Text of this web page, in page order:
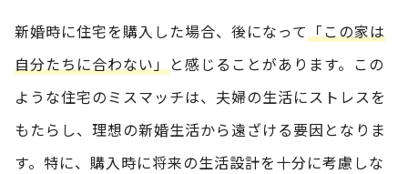
新婚時に住宅を購入した場合、後になって 「この家は
自分たちに合わない」 と感じることがあります。この
ような住宅のミスマッチは、夫婦の生活にストレスを
もたらし、理想の新婚生活から遠ざける要因となりま
す。特に、購入時に将来の生活設計を十分に考慮しな